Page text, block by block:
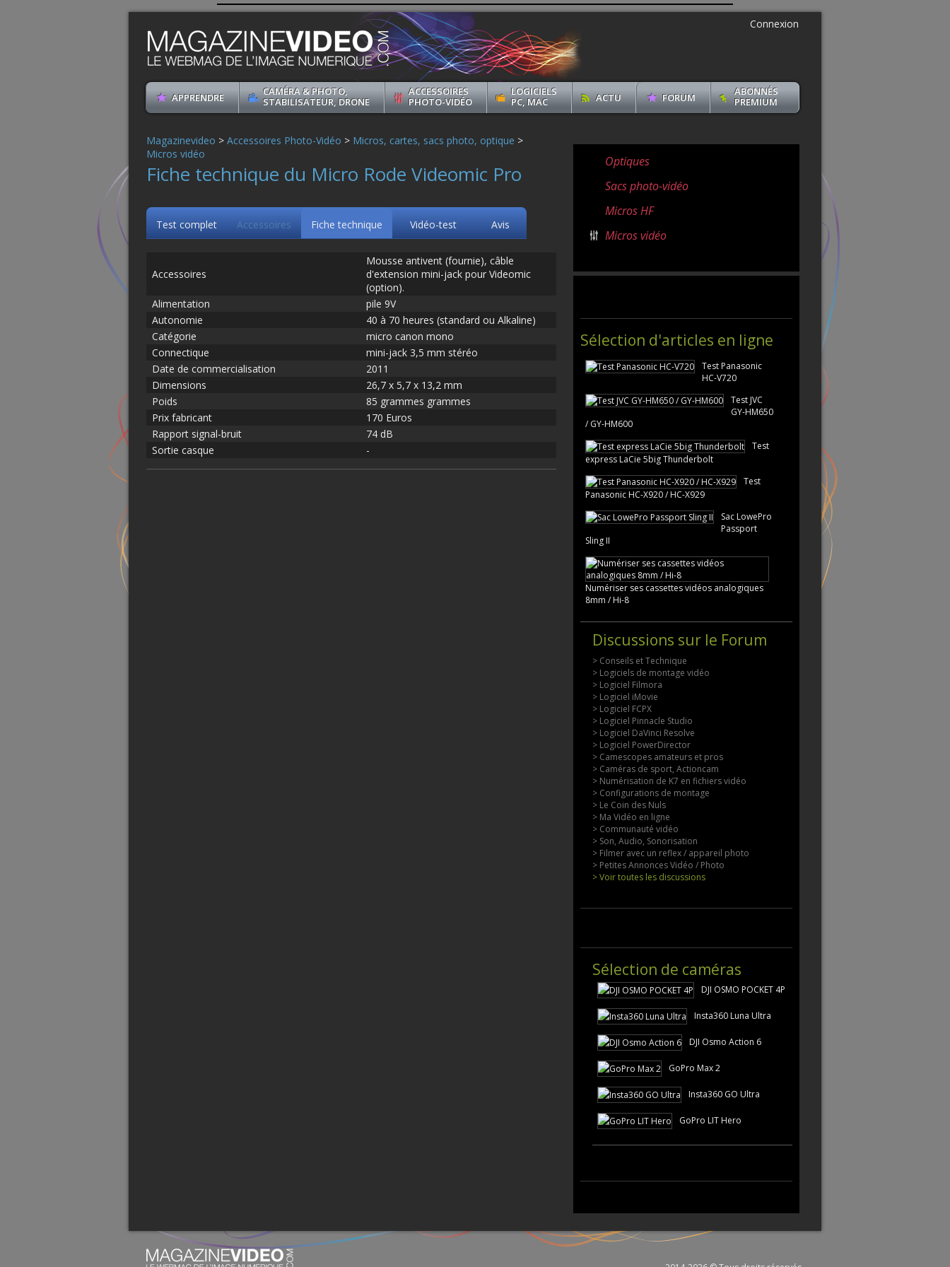
Connexion
APPRENDRE
CAMÉRA & PHOTO,
STABILISATEUR, DRONE
ACCESSOIRES
PHOTO-VIDÉO
LOGICIELS
PC, MAC
ACTU FORUM
ABONNÉS
PREMIUM
Magazinevideo > Accessoires Photo-Vidéo > Micros, cartes, sacs photo, optique >
Micros vidéo
Fiche technique du Micro Rode Videomic Pro
Test complet Accessoires Fiche technique Vidéo-test Avis
Accessoires
Mousse antivent (fournie), câble
d'extension mini-jack pour Videomic
(option).
Alimentation
pile 9V
Autonomie
40 à 70 heures (standard ou Alkaline)
Catégorie
micro canon mono
Connectique
mini-jack 3,5 mm stéréo
Date de commercialisation
2011
Dimensions
26,7 x 5,7 x 13,2 mm
Poids
85 grammes grammes
Prix fabricant
170 Euros
Rapport signal-bruit
74 dB
Sortie casque
-
Optiques
Sacs photo-vidéo
Micros HF
Micros vidéo
Sélection d'articles en ligne
Test Panasonic
HC-V720
Test JVC
GY-HM650
/ GY-HM600
Test
express LaCie 5big Thunderbolt
Test
Panasonic HC-X920 / HC-X929
Sac LowePro
Passport
Sling II
Numériser ses cassettes vidéos analogiques
8mm / Hi-8
Discussions sur le Forum
> Conseils et Technique
> Logiciels de montage vidéo
> Logiciel Filmora
> Logiciel iMovie
> Logiciel FCPX
> Logiciel Pinnacle Studio
> Logiciel DaVinci Resolve
> Logiciel PowerDirector
> Camescopes amateurs et pros
> Caméras de sport, Actioncam
> Numérisation de K7 en fichiers vidéo
> Configurations de montage
> Le Coin des Nuls
> Ma Vidéo en ligne
> Communauté vidéo
> Son, Audio, Sonorisation
> Filmer avec un reflex / appareil photo
> Petites Annonces Vidéo / Photo
> Voir toutes les discussions
Sélection de caméras
DJI OSMO POCKET 4P
Insta360 Luna Ultra
DJI Osmo Action 6
GoPro Max 2
Insta360 GO Ultra
GoPro LIT Hero